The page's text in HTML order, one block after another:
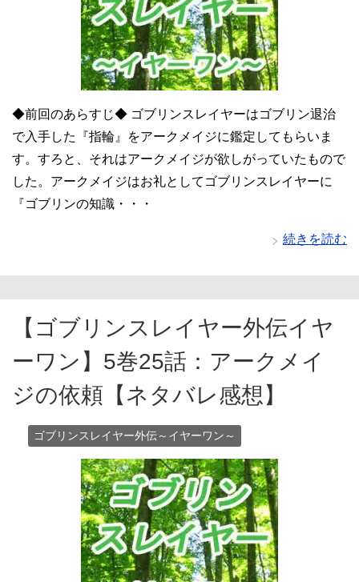
◆前回のあらすじ◆ ゴブリンスレイヤーはゴブリン退治
で入手した『指輪』をアークメイジに鑑定してもらいま
す。すろと、それはアークメイジが欲しがっていたもので
した。アークメイジはお礼としてゴブリンスレイヤーに
『ゴブリンの知識・・・
続きを読む
【ゴブリンスレイヤー外伝イヤ
ーワン】5巻25話：アークメイ
ジの依頼【ネタバレ感想】
ゴブリンスレイヤー外伝～イヤーワン～